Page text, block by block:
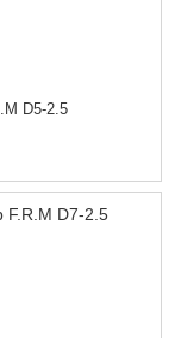
Ротор F.R.M D5-2.5